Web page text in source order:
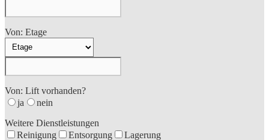
Von: Etage
Von: Lift vorhanden?
ja
nein
Weitere Dienstleistungen
Reinigung
Entsorgung Lagerung